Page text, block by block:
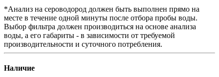
*Анализ на сероводород должен быть выполнен прямо на
месте в течение одной минуты после отбора пробы воды.
Выбор фильтра должен производиться на основе анализа
воды, а его габариты - в зависимости от требуемой
производительности и суточного потребления.
Наличие